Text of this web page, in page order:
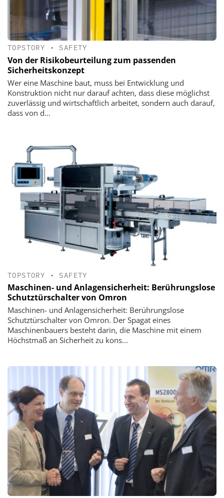
TOPSTORY • SAFETY
Von der Risikobeurteilung zum passenden
Sicherheitskonzept
Wer eine Maschine baut, muss bei Entwicklung und
Konstruktion nicht nur darauf achten, dass diese möglichst
zuverlässig und wirtschaftlich arbeitet, sondern auch darauf,
dass von d...
TOPSTORY • SAFETY
Maschinen- und Anlagensicherheit: Berührungslose
Schutztürschalter von Omron
Maschinen- und Anlagensicherheit: Berührungslose
Schutztürschalter von Omron. Der Spagat eines
Maschinenbauers besteht darin, die Maschine mit einem
Höchstmaß an Sicherheit zu kons...